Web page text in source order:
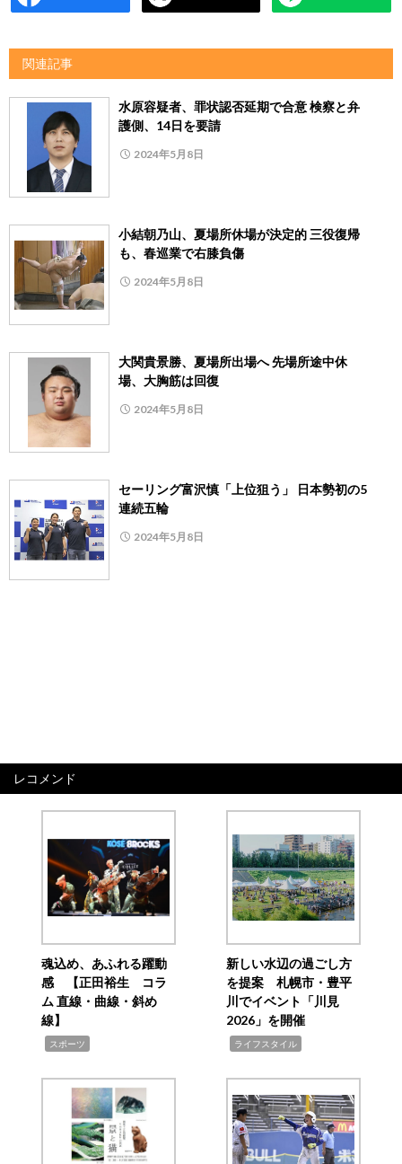
関連記事
水原容疑者、罪状認否延期で合意 検察と弁
護側、14日を要請
2024年5月8日
小結朝乃山、夏場所休場が決定的 三役復帰
も、春巡業で右膝負傷
2024年5月8日
大関貴景勝、夏場所出場へ 先場所途中休
場、大胸筋は回復
2024年5月8日
セーリング富沢慎「上位狙う」 日本勢初の5
連続五輪
2024年5月8日
レコメンド
魂込め、あふれる躍動
感 【正田裕生 コラ
ム 直線・曲線・斜め
線】
スポーツ
新しい水辺の過ごし方
を提案 札幌市・豊平
川でイベント「川見
2026」を開催
ライフスタイル